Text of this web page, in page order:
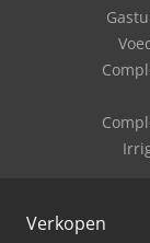
Verkopen